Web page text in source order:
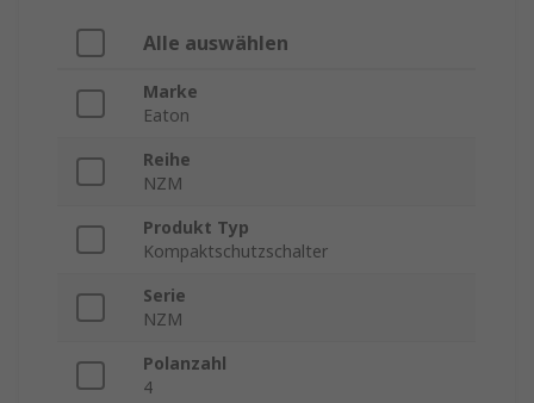
Alle auswählen
Marke
Eaton
Reihe
NZM
Produkt Typ
Kompaktschutzschalter
Serie
NZM
Polanzahl
4